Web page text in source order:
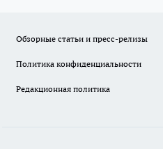
Обзорные статьи и пресс-релизы
Политика конфиденциальности
Редакционная политика